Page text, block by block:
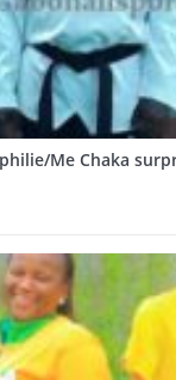
Me Chaka